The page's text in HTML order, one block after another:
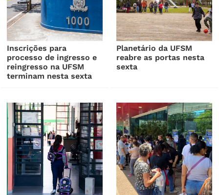
Inscrições para
processo de ingresso e
reingresso na UFSM
terminam nesta sexta
Planetário da UFSM
reabre as portas nesta
sexta